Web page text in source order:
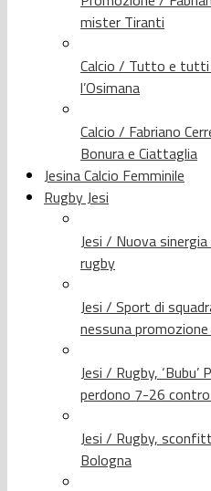
mister Tiranti
Calcio / Tutto e
l’Osimana
Calcio / Fabriano
Bonura e Ciattaglia
Jesina Calcio Femminile
Rugby Jesi
Jesi / Nuova
rugby
Jesi / Sport di
nessuna
Jesi / Rugby, ‘Bubu’
perdono 7-26
Jesi / Rugby,
Bologna